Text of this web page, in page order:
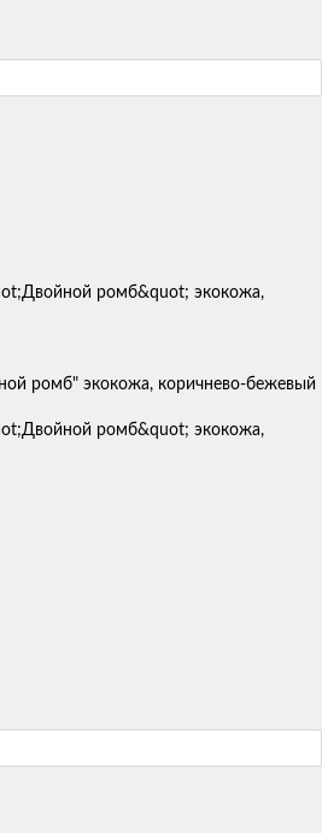
ромб" экокожа, коричнево-бежевый